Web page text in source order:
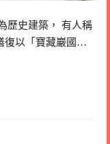
歷史建築， 有人稱
復以「寶藏巖國…